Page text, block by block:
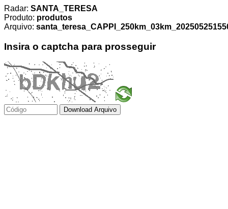
Radar: SANTA_TERESA
Produto: produtos
Arquivo:
Insira o captcha para prosseguir